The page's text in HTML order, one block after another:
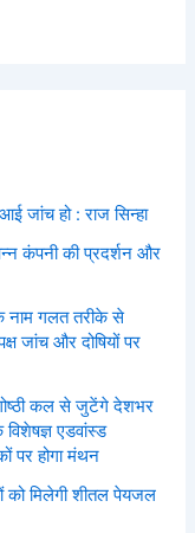
जांच हो : राज सिन्हा
कंपनी की प्रदर्शन और
नाम गलत तरीके से
जांच और दोषियों पर
कल से जुटेंगे देशभर
विशेषज्ञ एडवांस्ड
पर होगा मंथन
को मिलेगी शीतल पेयजल